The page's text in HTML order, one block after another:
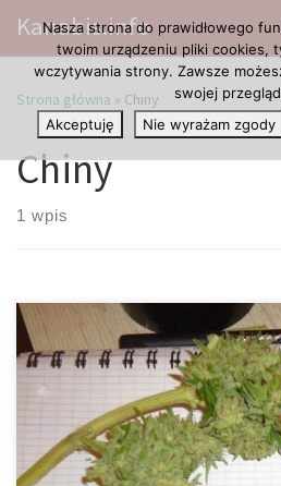
Przejdź do treści
Kanabis.info
Strona główna » Chiny
Chiny
1 wpis
Rynek konopny w Chinach jest
konopi jest tam całkowicie legalna.
haszyszem jako nielegalny, jednak
marihuany w miejscach publicznych
bardziej Pekin stawał się
Nasza strona do prawidłowego
twoim urządzeniu pliki cookies,
wczytywania strony. Zawsze
swojej
Akceptuję
Nie wyrażam zgody